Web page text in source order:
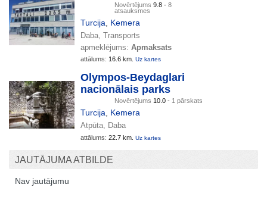
Novērtējums 9.8 - 8
atsauksmes
Turcija Kemera
Daba, Transports
apmeklējums: Apmaksats
attālums: 16.6 km. Uz kartes
Olympos-Beydaglari
nacionālais parks
Novērtējums 10.0 - 1 pārskats
Turcija Kemera
Atpūta, Daba
attālums: 22.7 km. Uz kartes
JAUTĀJUMA ATBILDE
Nav jautājumu